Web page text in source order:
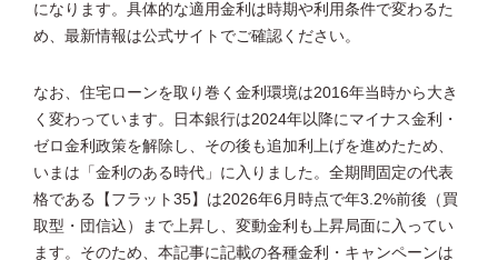
になります。具体的な適用金利は時期や利用条件で変わるた
め、最新情報は公式サイトでご確認ください。
なお、住宅ローンを取り巻く金利環境は2016年当時から大き
く変わっています。日本銀行は2024年以降にマイナス金利・
ゼロ金利政策を解除し、その後も追加利上げを進めたため、
いまは「金利のある時代」に入りました。全期間固定の代表
格である【フラット35】は2026年6月時点で年3.2%前後（買
取型・団信込）まで上昇し、変動金利も上昇局面に入ってい
ます。そのため、本記事に記載の各種金利・キャンペーンは